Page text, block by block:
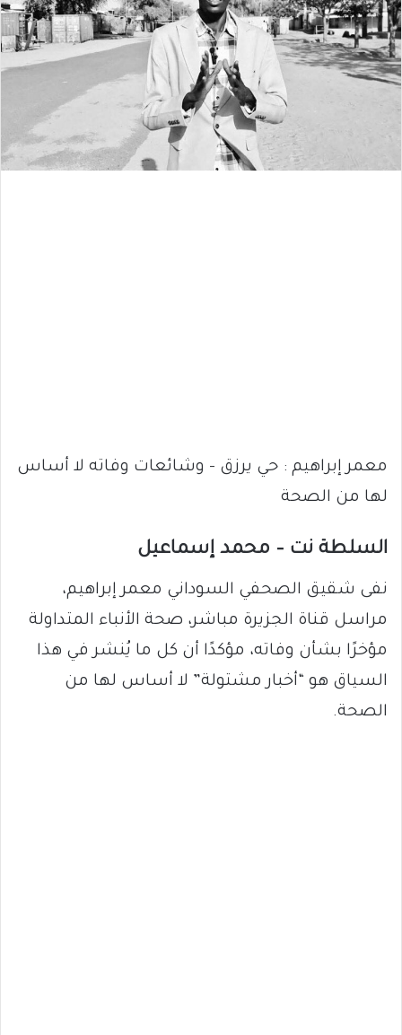
معمر إبراهيم : حي يرزق – وشائعات وفاته لا أساس
لها من الصحة
السلطة نت – محمد إسماعيل
نفى شقيق الصحفي السوداني معمر إبراهيم،
مراسل قناة الجزيرة مباشر، صحة الأنباء المتداولة
مؤخرًا بشأن وفاته، مؤكدًا أن كل ما يُنشر في هذا
السياق هو “أخبار مشتولة” لا أساس لها من
الصحة.